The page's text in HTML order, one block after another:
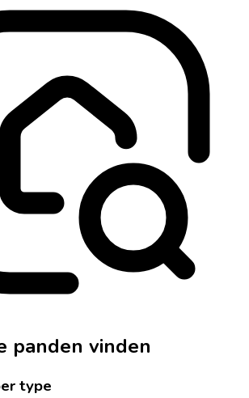
panden vinden
type